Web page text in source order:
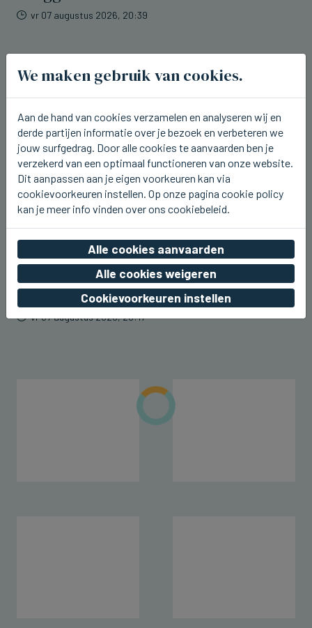
vr 07 augustus 2026, 20:39
BEERNEM
Dit weekend kermis rond het station
van Beernem
vr 07 augustus 2026, 20:17
We maken gebruik van cookies.
Aan de hand van cookies verzamelen en analyseren wij en
derde partijen informatie over je bezoek en verbeteren we
jouw surfgedrag. Door alle cookies te aanvaarden ben je
verzekerd van een optimaal functioneren van onze website.
Dit aanpassen aan je eigen voorkeuren kan via
cookievoorkeuren instellen. Op onze pagina cookie policy
kan je meer info vinden over ons cookiebeleid.
Alle cookies aanvaarden
Alle cookies weigeren
Cookievoorkeuren instellen